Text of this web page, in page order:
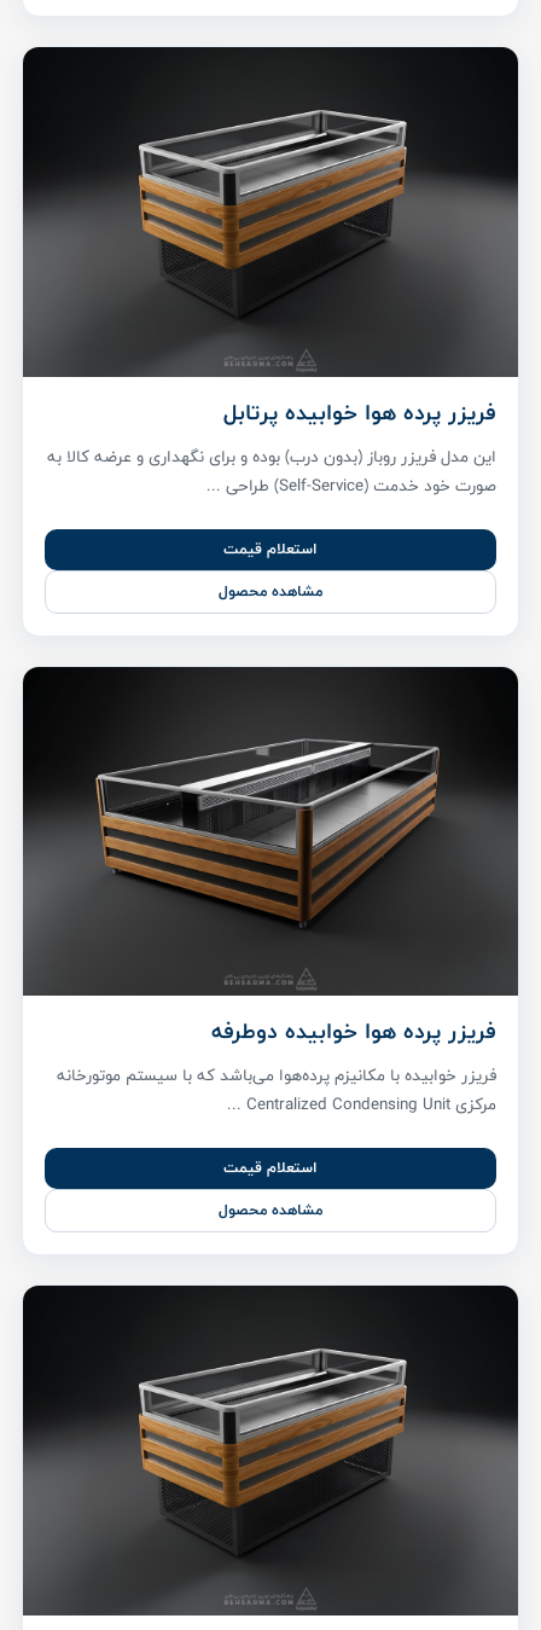
فریزر پرده هوا خوابیده پرتابل
این مدل فریزر روباز (بدون درب) بوده و برای نگهداری و عرضه کالا به
صورت خود خدمت (Self-Service) طراحی ...
استعلام قیمت
مشاهده محصول
فریزر پرده هوا خوابیده دوطرفه
فریزر خوابیده با مکانیزم پرده‌هوا می‌باشد که با سیستم موتورخانه
مرکزی Centralized Condensing Unit ...
استعلام قیمت
مشاهده محصول